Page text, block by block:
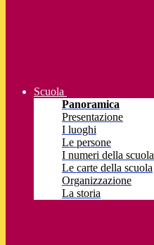
Scuola
Panoramica
Presentazione
I luoghi
Le persone
I numeri della scuola
Le carte della scuola
Organizzazione
La storia